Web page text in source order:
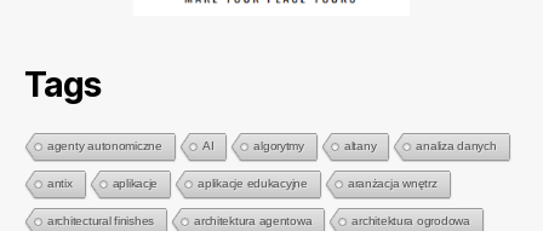
Tags
agenty autonomiczne AI algorytmy altany analiza danych
antix aplikacje aplikacje edukacyjne aranżacja wnętrz
architectural finishes architektura agentowa architektura ogrodowa